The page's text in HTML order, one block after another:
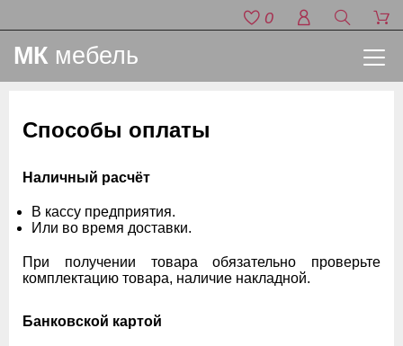
0
МК мебель
Способы оплаты
Наличный расчёт
В кассу предприятия.
Или во время доставки.
При получении товара обязательно проверьте
комплектацию товара, наличие накладной.
Банковской картой